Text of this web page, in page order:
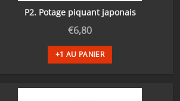
P2. Potage piquant japonais
€6,80
+1 AU PANIER